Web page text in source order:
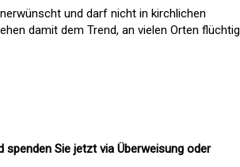
und darf nicht in kirchlichen
damit dem Trend, an vielen Orten flüchtig
spenden Sie jetzt via Überweisung oder